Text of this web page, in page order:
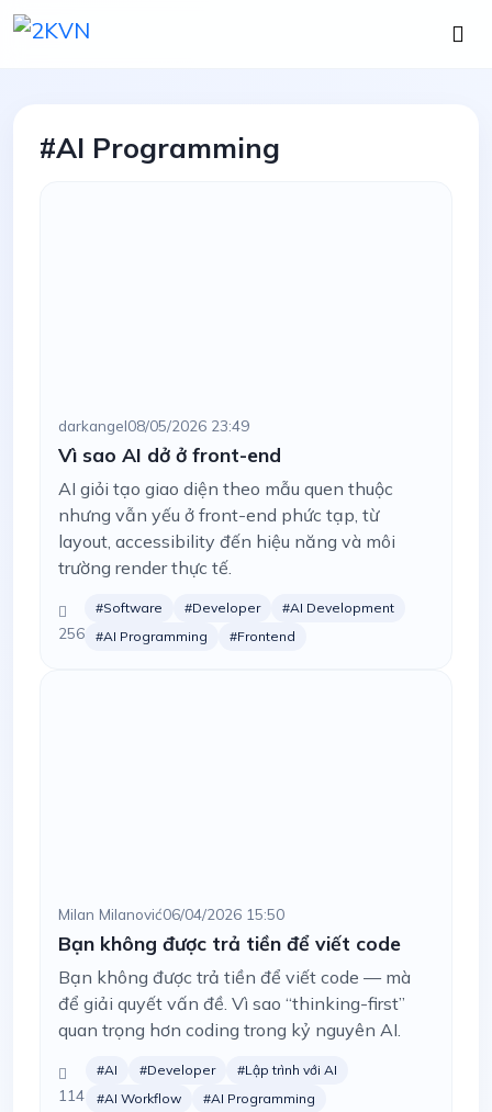
#AI Programming
darkangel08/05/2026 23:49
Vì sao AI dở ở front-end
AI giỏi tạo giao diện theo mẫu quen thuộc
nhưng vẫn yếu ở front-end phức tạp, từ
layout, accessibility đến hiệu năng và môi
trường render thực tế.
256
#Software #Developer
#AI Development
#AI Programming
#Frontend
Milan Milanović06/04/2026 15:50
Bạn không được trả tiền để viết code
Bạn không được trả tiền để viết code — mà
để giải quyết vấn đề. Vì sao “thinking-first”
quan trọng hơn coding trong kỷ nguyên AI.
114
#AI #Developer
#Lập trình với AI
#AI Workflow
#AI Programming